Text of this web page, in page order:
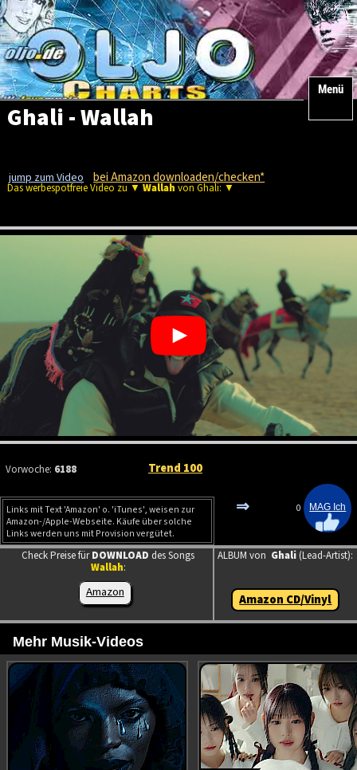
Menü
Ghali - Wallah
jump zum Video bei Amazon downloaden/checken*
Das werbespotfreie Video zu ▼ Wallah von Ghali: ▼
Vorwoche: 6188 Trend 100
Links mit Text 'Amazon' o. 'iTunes', weisen zur
Amazon-/Apple-Webseite. Käufe über solche
Links werden uns mit Provision vergütet.
⇒ 0
Check Preise fürDOWNLOAD des Songs
Wallah:
Amazon
ALBUM von Ghali (Lead-Artist):
Amazon CD/Vinyl
Mehr Musik-Videos